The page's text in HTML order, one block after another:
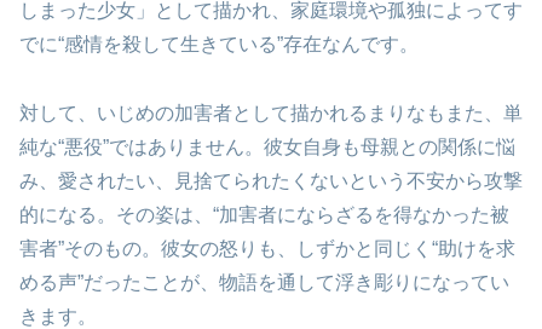
しまった少女」として描かれ、家庭環境や孤独によってす
でに“感情を殺して生きている”存在なんです。
対して、いじめの加害者として描かれるまりなもまた、単
純な“悪役”ではありません。彼女自身も母親との関係に悩
み、愛されたい、見捨てられたくないという不安から攻撃
的になる。その姿は、“加害者にならざるを得なかった被
害者”そのもの。彼女の怒りも、しずかと同じく“助けを求
める声”だったことが、物語を通して浮き彫りになってい
きます。